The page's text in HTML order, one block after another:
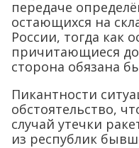
передаче
остающихся на
России, тогда как
причитающиеся
сторона обязана
Пикантности
обстоятельство,
случай утечки
из республик